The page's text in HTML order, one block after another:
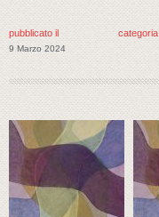
pubblicato il
9 Marzo 2024
categoria